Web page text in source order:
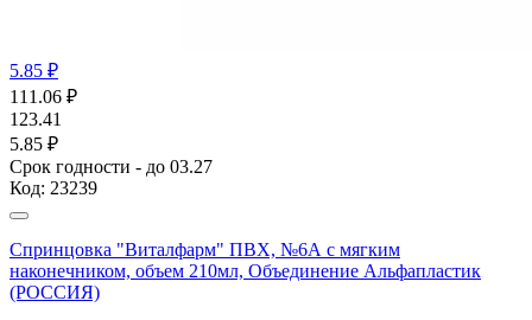
5.85 ₽
111.06 ₽
123.41
5.85 ₽
Срок годности - до 03.27
Код: 23239
Спринцовка "Виталфарм" ПВХ, №6А с мягким
наконечником, объем 210мл, Объединение Альфапластик
(РОССИЯ)